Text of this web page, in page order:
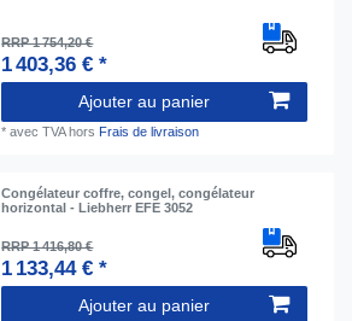
RRP 1 754,20 €
1 403,36 € *
Ajouter au panier
*avec TVAhors Frais de livraison
Сongélateur coffre, congel, congélateur
horizontal - Liebherr EFE 3052
RRP 1 416,80 €
1 133,44 € *
Ajouter au panier